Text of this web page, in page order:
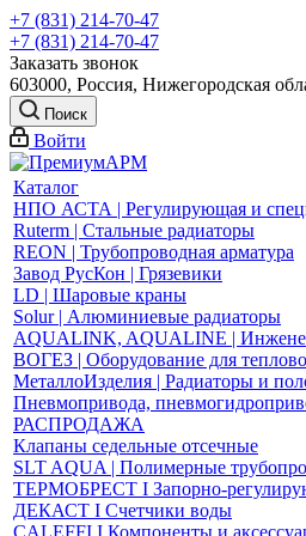
+7 (831) 214-70-47
+7 (831) 214-70-47
Заказать звонок
603000, Россия, Нижегородская
Поиск
Войти
Каталог
НПО АСТА | Регулирующая и
Ruterm | Стальные радиаторы
REON | Трубопроводная арматура
Завод РусКон | Грязевики
LD | Шаровые краны
Solur | Алюминиевые радиаторы
AQUALINK, AQUALINE |
ВОГЕЗ | Оборудование для
МеталлоИзделия | Радиаторы и
Пневмопривода,
РАСПРОДАЖА
Клапаны седельные отсечные
SLT AQUA | Полимерные
ТЕРМОБРЕСТ І Запорно-
ДЕКАСТ І Счетчики воды
CALEFFI І Компоненты и